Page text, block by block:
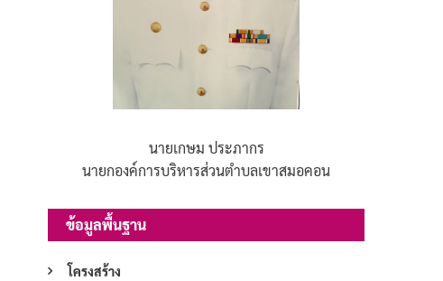
นายเกษม ประภากร
นายกองค์การบริหารส่วนตำบลเขาสมอคอน
ข้อมูลพื้นฐาน
โครงสร้าง